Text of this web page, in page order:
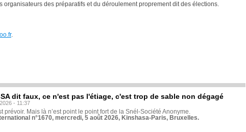
organisateurs des préparatifs et du déroulement proprement dit des élections.
.
dit faux, ce n'est pas l'étiage, c'est trop de sable non dégagé
- 11:37
prévoir. Mais là n’est point le point fort de la Snél-Société Anonyme.
n°1670, mercredi, 5 août 2026, Kinshasa-Paris, Bruxelles.